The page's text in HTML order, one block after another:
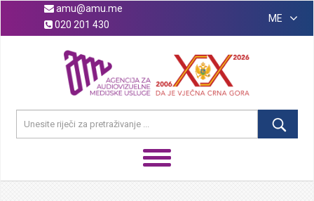
amu@amu.me
020 201 430
ME